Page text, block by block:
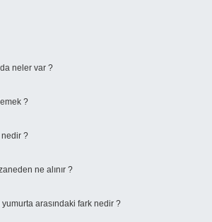
neler var ?
?
nedir ?
ne alınır ?
yumurta arasındaki fark nedir ?